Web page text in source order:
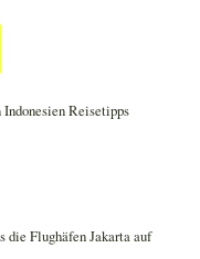
die Flughäfen Jakarta auf